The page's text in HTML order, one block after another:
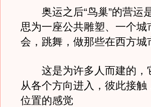
奥运之后“鸟巢”的营运
思为一座公共雕塑、一个
会，跳舞，做那些在西方
这是为许多人而建的，
从各个方向进入，彼此接
位置的感觉